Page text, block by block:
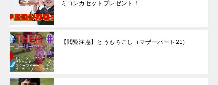
ミコンカセットプレゼント！
【閲覧注意】とうもろこし（マザーパート21）